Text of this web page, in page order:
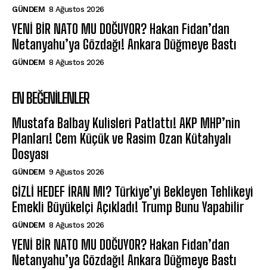
GÜNDEM 8 Ağustos 2026
YENİ BİR NATO MU DOĞUYOR? Hakan Fidan’dan
Netanyahu’ya Gözdağı! Ankara Düğmeye Bastı
GÜNDEM 8 Ağustos 2026
EN BEĞENILENLER
Mustafa Balbay Kulisleri Patlattı! AKP MHP’nin
Planları! Cem Küçük ve Rasim Ozan Kütahyalı
Dosyası
GÜNDEM 9 Ağustos 2026
GİZLİ HEDEF İRAN MI? Türkiye’yi Bekleyen Tehlikeyi
Emekli Büyükelçi Açıkladı! Trump Bunu Yapabilir
GÜNDEM 8 Ağustos 2026
YENİ BİR NATO MU DOĞUYOR? Hakan Fidan’dan
Netanyahu’ya Gözdağı! Ankara Düğmeye Bastı